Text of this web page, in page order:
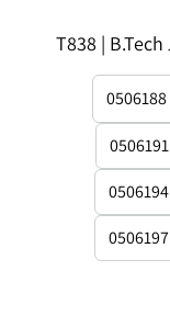
0506188
0506191
0506194
0506197